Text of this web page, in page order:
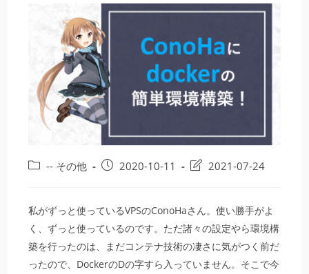
投
テ
ゴ
リ
ー:
-- その他
投
開
日:
2020-10-11
投
最
終
変
更
日:
2021-07-24
私がずっと使っているVPSのConoHaさん。使い勝手がよ
く、ずっと使っているのです。ただ諸々の設定やら環境構
築を行ったのは、まだコンテナ技術の凄さに気がつく前だ
ったので、DockerのDの字すら入っていません。そこで今